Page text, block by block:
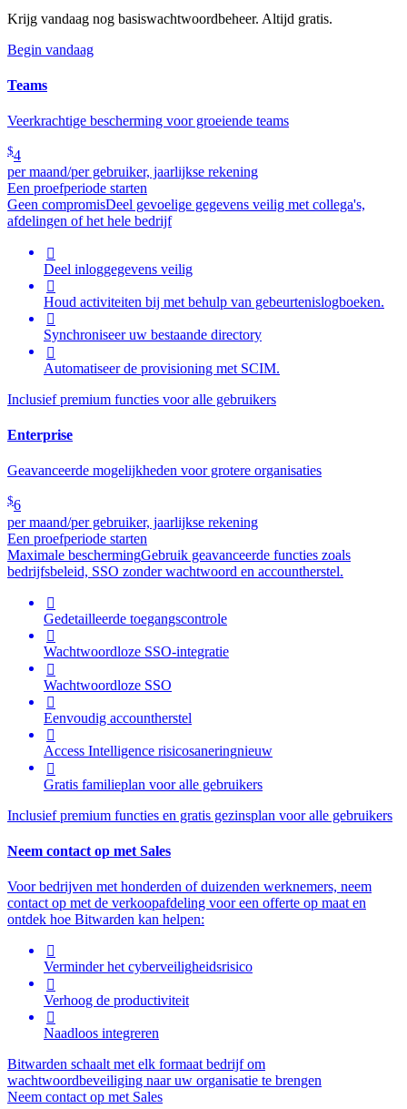
Krijg vandaag nog basiswachtwoordbeheer. Altijd gratis.
Begin vandaag
Teams
Veerkrachtige bescherming voor groeiende teams
$4
per maand/per gebruiker, jaarlijkse rekening
Een proefperiode starten
Geen compromisDeel gevoelige gegevens veilig met collega's,
afdelingen of het hele bedrijf

Deel inloggegevens veilig

Houd activiteiten bij met behulp van gebeurtenislogboeken.

Synchroniseer uw bestaande directory

Automatiseer de provisioning met SCIM.
Inclusief premium functies voor alle gebruikers
Enterprise
Geavanceerde mogelijkheden voor grotere organisaties
$6
per maand/per gebruiker, jaarlijkse rekening
Een proefperiode starten
Maximale beschermingGebruik geavanceerde functies zoals
bedrijfsbeleid, SSO zonder wachtwoord en accountherstel.

Gedetailleerde toegangscontrole

Wachtwoordloze SSO-integratie

Wachtwoordloze SSO

Eenvoudig accountherstel

Access Intelligence risicosaneringnieuw

Gratis familieplan voor alle gebruikers
Inclusief premium functies en gratis gezinsplan voor alle gebruikers
Neem contact op met Sales
Voor bedrijven met honderden of duizenden werknemers, neem
contact op met de verkoopafdeling voor een offerte op maat en
ontdek hoe Bitwarden kan helpen:

Verminder het cyberveiligheidsrisico

Verhoog de productiviteit

Naadloos integreren
Bitwarden schaalt met elk formaat bedrijf om
wachtwoordbeveiliging naar uw organisatie te brengen
Neem contact op met Sales